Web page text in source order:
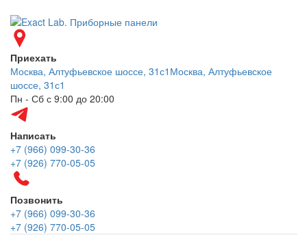
Приехать
Москва, Алтуфьевское шоссе, 31с1 Москва, Алтуфьевское
шоссе, 31с1
Пн - Сб с 9:00 до 20:00
Написать
+7 (966) 099-30-36
+7 (926) 770-05-05
Позвонить
+7 (966) 099-30-36
+7 (926) 770-05-05